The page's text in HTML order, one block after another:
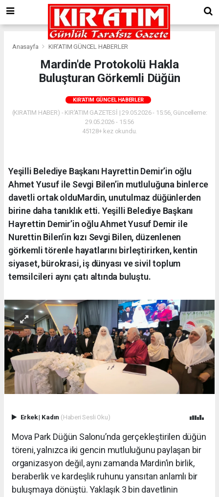
Anasayfa KIR'ATIM GÜNCEL HABERLER
Mardin'de Protokolü Hakla
Buluşturan Görkemli Düğün
KIR'ATIM GÜNCEL HABERLER
(KIRATIM HABER) - KIR'ATIM GAZETESİ | 29.05.2026 - 15:56, Güncelleme:
29.05.2026 - 15:56
45128+ kez okundu.
Yeşilli Belediye Başkanı Hayrettin Demir’in oğlu
Ahmet Yusuf ile Sevgi Bilen’in mutluluğuna binlerce
davetli ortak olduMardin, unutulmaz düğünlerden
birine daha tanıklık etti. Yeşilli Belediye Başkanı
Hayrettin Demir’in oğlu Ahmet Yusuf Demir ile
Nurettin Bilen’in kızı Sevgi Bilen, düzenlenen
görkemli törenle hayatlarını birleştirirken, kentin
siyaset, bürokrasi, iş dünyası ve sivil toplum
temsilcileri aynı çatı altında buluştu.
Erkek| Kadın (Haberi Sesli Oku)
Mova Park Düğün Salonu’nda gerçekleştirilen düğün
töreni, yalnızca iki gencin mutluluğunu paylaşan bir
organizasyon değil, aynı zamanda Mardin’in birlik,
beraberlik ve kardeşlik ruhunu yansıtan anlamlı bir
buluşmaya dönüştü. Yaklaşık 3 bin davetlinin